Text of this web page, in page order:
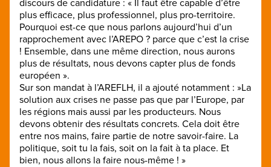
discours de candidature : « Il faut être capable d’être
plus efficace, plus professionnel, plus pro-territoire.
Pourquoi est-ce que nous parlons aujourd’hui d’un
rapprochement avec l’AREPO ? parce que c’est la crise
! Ensemble, dans une même direction, nous aurons
plus de résultats, nous devons capter plus de fonds
européen ».
Sur son mandat à l’AREFLH, il a ajouté notamment : »La
solution aux crises ne passe pas que par l’Europe, par
les régions mais aussi par les producteurs. Nous
devons obtenir des résultats concrets. Cela doit être
entre nos mains, faire partie de notre savoir-faire. La
politique, soit tu la fais, soit on la fait à ta place. Et
bien, nous allons la faire nous-même ! »